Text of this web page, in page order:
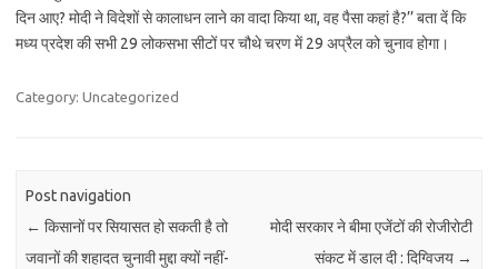
दिन आए? मोदी ने विदेशों से कालाधन लाने का वादा किया था, वह पैसा कहां है?’’ बता दें कि
मध्य प्रदेश की सभी 29 लोकसभा सीटों पर चौथे चरण में 29 अप्रैल को चुनाव होगा।
Category: Uncategorized
Post navigation
← किसानों पर सियासत हो सकती है तो
जवानों की शहादत चुनावी मुद्दा क्‍यों नहीं-
मोदी सरकार ने बीमा एजेंटों की रोजीरोटी
संकट में डाल दी : दिग्विजय →